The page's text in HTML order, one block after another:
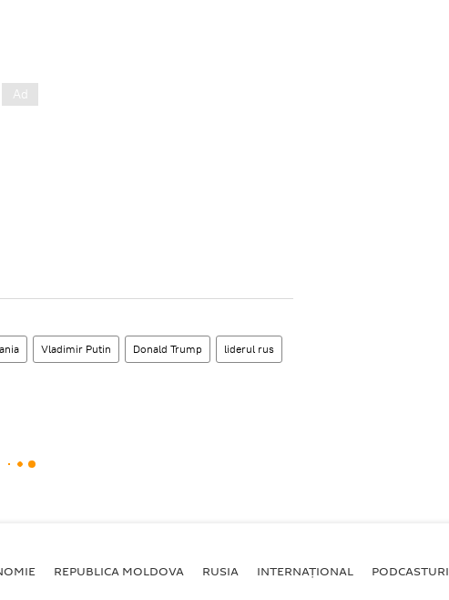
Vladimir Putin Donald Trump liderul rus
REPUBLICA MOLDOVA RUSIA INTERNAȚIONAL PODCASTURI